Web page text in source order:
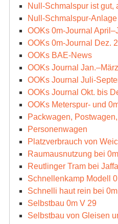
Null-Schmalspur ist gut,
Null-Schmalspur-Anlage
OOKs 0m-Journal
OOKs 0m-Journal Dez.
OOKs BAE-News
OOKs Journal
OOKs Journal Juli-
OOKs Journal Okt. bis
OOKs Meterspur- und
Packwagen,
Personenwagen
Platzverbrauch von
Raumausnutzung bei
Reutlinger Tram bei Jaffa
Schnellenkamp Modell 0
Schnelli haut rein bei 0m
Selbstbau 0m V 29
Selbstbau von Gleisen